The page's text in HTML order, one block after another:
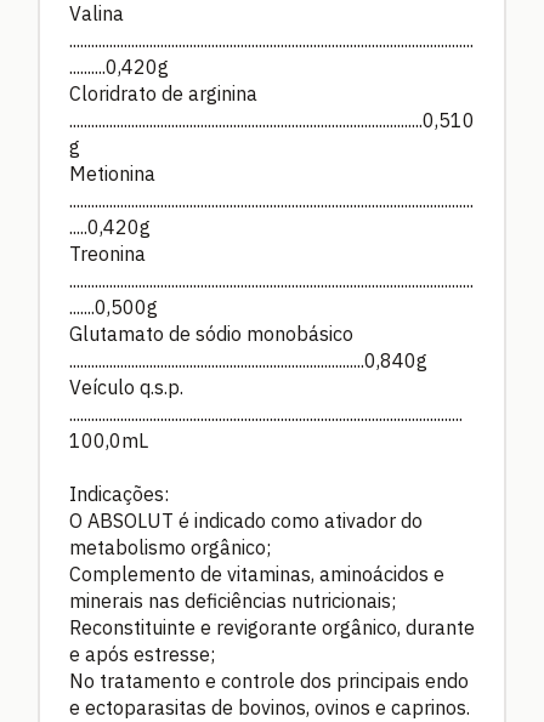
Valina
...............................................................................................................
..........0,420g
Cloridrato de arginina
.................................................................................................0,510
g
Metionina
...............................................................................................................
.....0,420g
Treonina
...............................................................................................................
.......0,500g
Glutamato de sódio monobásico
.................................................................................0,840g
Veículo q.s.p.
............................................................................................................
100,0mL
Indicações:
O ABSOLUT é indicado como ativador do
metabolismo orgânico;
Complemento de vitaminas, aminoácidos e
minerais nas deficiências nutricionais;
Reconstituinte e revigorante orgânico, durante
e após estresse;
No tratamento e controle dos principais endo
e ectoparasitas de bovinos, ovinos e caprinos.